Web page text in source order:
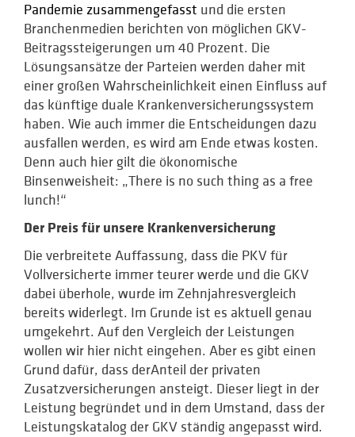
Pandemie zusammengefasst und die ersten
Branchenmedien berichten von möglichen GKV-
Beitragssteigerungen um 40 Prozent. Die
Lösungsansätze der Parteien werden daher mit
einer großen Wahrscheinlichkeit einen Einfluss auf
das künftige duale Krankenversicherungs­system
haben. Wie auch immer die Entscheidungen dazu
ausfallen werden, es wird am Ende etwas kosten.
Denn auch hier gilt die ökonomische
Binsenweisheit: „There is no such thing as a free
lunch!“
Der Preis für unsere Krankenversicherung
Die verbreitete Auffassung, dass die PKV für
Vollversicherte immer teurer werde und die GKV
dabei überhole, wurde im Zehnjahresvergleich
bereits widerlegt. Im Grunde ist es aktuell genau
umgekehrt. Auf den Vergleich der Leistungen
wollen wir hier nicht eingehen. Aber es gibt einen
Grund dafür, dass derAnteil der privaten
Zusatzversicherungen ansteigt. Dieser liegt in der
Leistung begründet und in dem Umstand, dass der
Leistungskatalog der GKV ständig angepasst wird.